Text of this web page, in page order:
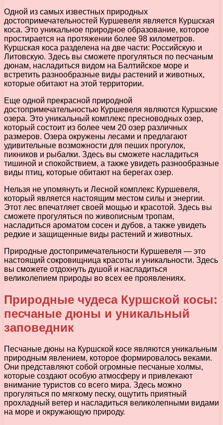
Одной из самых известных природных
достопримечательностей Куршевеля является Куршская
коса. Это уникальное природное образование, которое
простирается на протяжении более 98 километров.
Куршская коса разделена на две части: Российскую и
Литовскую. Здесь вы сможете прогуляться по песчаным
дюнам, насладиться видом на Балтийское море и
встретить разнообразные виды растений и животных,
которые обитают на этой территории.
Еще одной прекрасной природной
достопримечательностью Куршевеля являются Куршские
озера. Это уникальный комплекс пресноводных озер,
который состоит из более чем 20 озер различных
размеров. Озера окружены лесами и предлагают
удивительные возможности для пеших прогулок,
пикников и рыбалки. Здесь вы сможете насладиться
тишиной и спокойствием, а также увидеть разнообразные
виды птиц, которые обитают на берегах озер.
Нельзя не упомянуть и Лесной комплекс Куршевеля,
который является настоящим местом силы и энергии.
Этот лес впечатляет своей мощью и красотой. Здесь вы
сможете прогуляться по живописным тропам,
насладиться ароматом сосен и дубов, а также увидеть
редкие и защищенные виды растений и животных.
Природные достопримечательности Куршевеля — это
настоящий сокровищница красоты и уникальности. Здесь
вы сможете отдохнуть душой и насладиться
великолепием природы во всех ее проявлениях.
Природные чудеса Куршской косы:
песчаные дюны и уникальный
заповедник
Песчаные дюны на Куршской косе являются уникальным
природным явлением, которое формировалось веками.
Они представляют собой огромные песчаные холмы,
которые создают особую атмосферу и привлекают
внимание туристов со всего мира. Здесь можно
прогуляться по мягкому песку, ощутить приятный
прохладный ветер и насладиться великолепными видами
на море и окружающую природу.